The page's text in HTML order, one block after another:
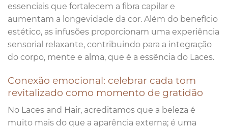
essenciais que fortalecem a fibra capilar e
aumentam a longevidade da cor. Além do benefício
estético, as infusões proporcionam uma experiência
sensorial relaxante, contribuindo para a integração
do corpo, mente e alma, que é a essência do Laces.
Conexão emocional: celebrar cada tom
revitalizado como momento de gratidão
No Laces and Hair, acreditamos que a beleza é
muito mais do que a aparência externa; é uma